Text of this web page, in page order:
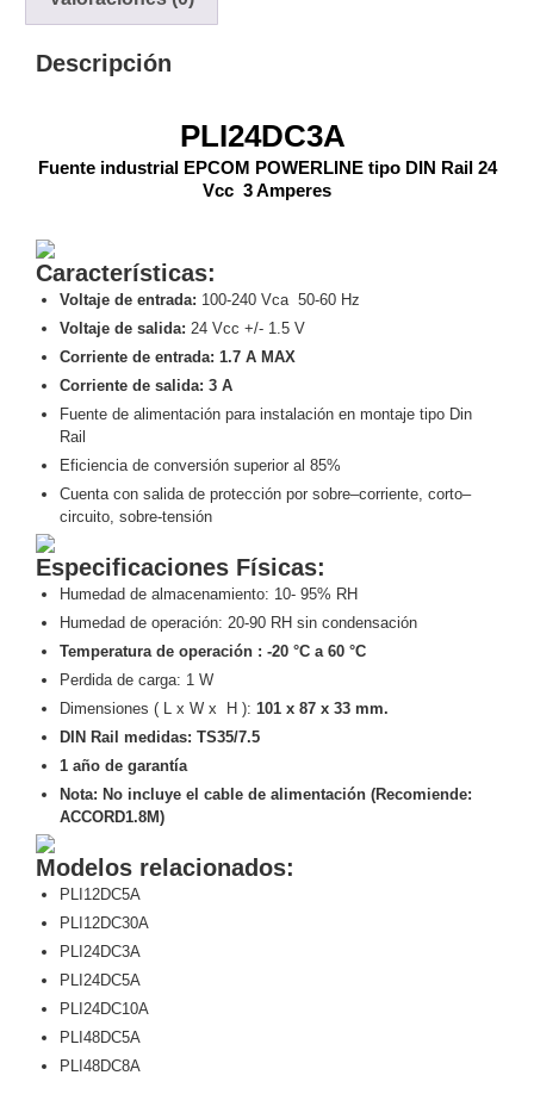
ÓpticaPara
y
Telefónico VGA
/ DVI /
Ambientes
Salinos
(Anticorrosión) Antiexplosión
y
Decodificadores
de
Turret Fisheye
HemisféricasLente
MotorizadoNVRs
Network
Video
RecordersProfesionales
-
CajaPTZTérmicasWiFi
/ 4G /
Inalámbricas
Cámaras
HD
TurboHD
/ AHD /
HD-TVI
Descripción
PLI24DC3A
Fuente industrial EPCOM POWERLINE tipo DIN Rail 24
Vcc 3 Amperes
Características:
Voltaje de entrada: 100-240 Vca 50-60 Hz
Voltaje de salida: 24 Vcc +/- 1.5 V
Corriente de entrada: 1.7 A MAX
Corriente de salida: 3 A
Fuente de alimentación para instalación en montaje tipo Din
Rail
Eficiencia de conversión superior al 85%
Cuenta con salida de protección por sobre–corriente, corto–
circuito, sobre-tensión
Especificaciones Físicas:
Humedad de almacenamiento: 10- 95% RH
Humedad de operación: 20-90 RH sin condensación
Temperatura de operación : -20 °C a 60 °C
Perdida de carga: 1 W
Dimensiones ( L x W x H ): 101 x 87 x 33 mm.
DIN Rail medidas: TS35/7.5
1 año de garantía
Nota: No incluye el cable de alimentación (Recomiende:
ACCORD1.8M)
Modelos relacionados:
PLI12DC5A
PLI12DC30A
PLI24DC3A
PLI24DC5A
PLI24DC10A
PLI48DC5A
PLI48DC8A